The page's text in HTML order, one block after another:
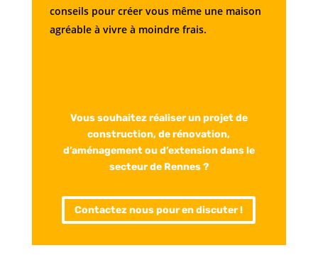
conseils pour créer vous même une maison
agréable à vivre à moindre frais.
Vous souhaitez réaliser un projet de
construction, de rénovation,
d’aménagement ou d’extension dans le
secteur de Rennes ?
Contactez nous pour en discuter !